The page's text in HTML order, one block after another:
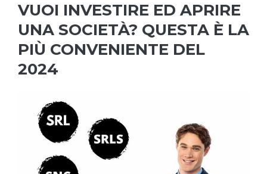
VUOI INVESTIRE ED APRIRE
UNA SOCIETÀ? QUESTA È LA
PIÙ CONVENIENTE DEL
2024